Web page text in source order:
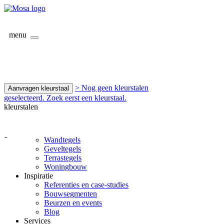
menu
Aanvragen kleurstaal
> Nog geen kleurstalen
geselecteerd. Zoek eerst een kleurstaal.
kleurstalen
-
Wandtegels
Geveltegels
Terrastegels
Woningbouw
Inspiratie
Referenties en case-studies
Bouwsegmenten
Beurzen en events
Blog
Services